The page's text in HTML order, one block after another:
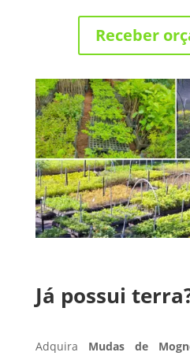
Receber
Já possui
Adquira Mudas de